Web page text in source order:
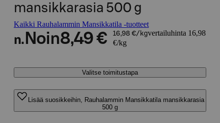
mansikkarasia 500 g
Kaikki Rauhalammin Mansikkatila -tuotteet
n. Noin8,49 € 16,98 €/kgvertailuhinta 16,98
€/kg
Valitse toimitustapa
Lisää suosikkeihin, Rauhalammin Mansikkatila mansikkarasia
500 g